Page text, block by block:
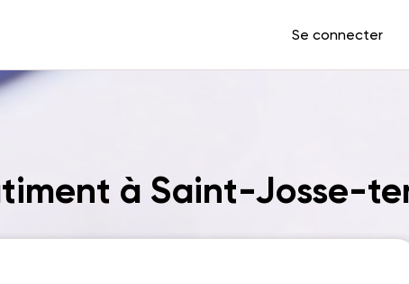
Se connecter
à Saint-Josse-